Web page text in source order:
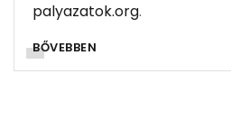
palyazatok.org.
BŐVEBBEN